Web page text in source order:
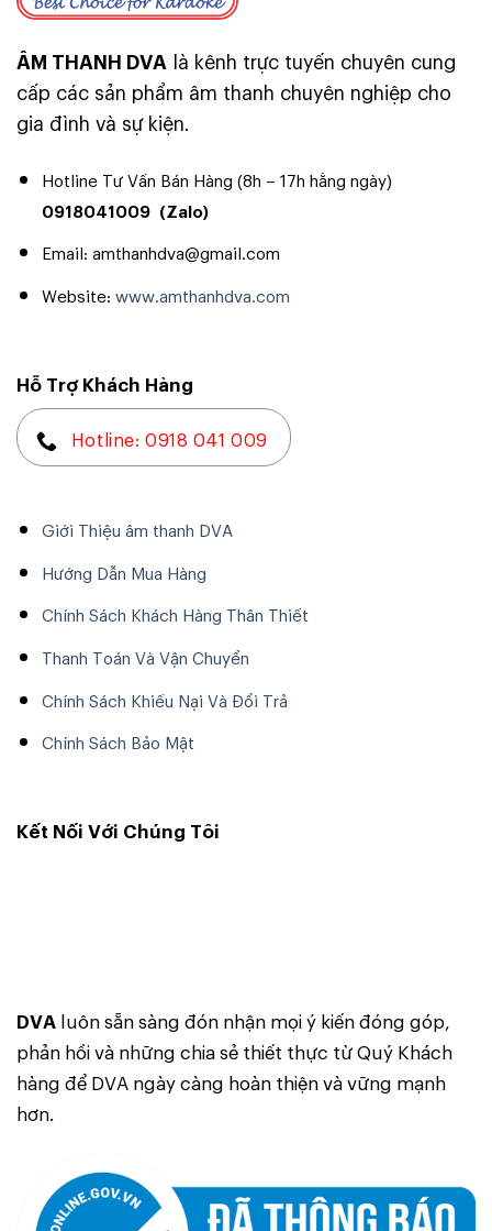
ÂM THANH DVA là kênh trực tuyến chuyên cung
cấp các sản phẩm âm thanh chuyên nghiệp cho
gia đình và sự kiện.
Hotline Tư Vấn Bán Hàng (8h – 17h hằng ngày)
0918041009 (Zalo)
Email: amthanhdva@gmail.com
Website:www.amthanhdva.com
Hỗ Trợ Khách Hàng
Hotline: 0918 041 009
Giới Thiệu âm thanh DVA
Hướng Dẫn Mua Hàng
Chính Sách Khách Hàng Thân Thiết
Thanh Toán Và Vận Chuyển
Chính Sách Khiếu Nại Và Đổi Trả
Chính Sách Bảo Mật
Kết Nối Với Chúng Tôi
DVA luôn sẵn sàng đón nhận mọi ý kiến đóng góp,
phản hồi và những chia sẻ thiết thực từ Quý Khách
hàng để DVA ngày càng hoàn thiện và vững mạnh
hơn.